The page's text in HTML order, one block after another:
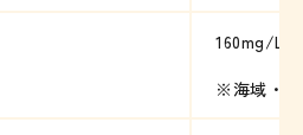
160mg/L
※海域・